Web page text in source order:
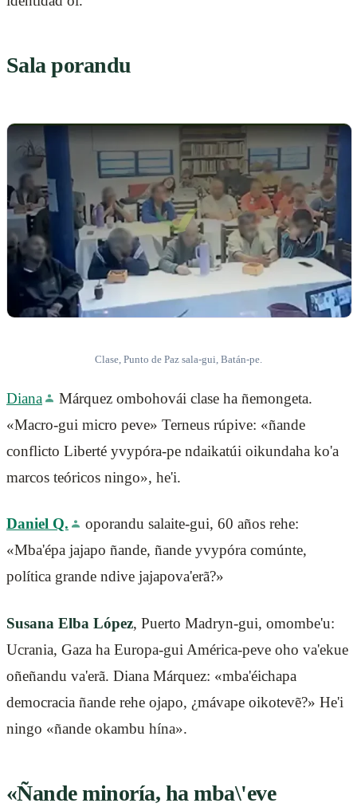
Sala porandu
Clase, Punto de Paz sala-gui, Batán-pe.
Diana
Márquez ombohovái clase ha ñemongeta.
«Macro-gui micro peve» Terneus rúpive: «ñande
conflicto Liberté yvypóra-pe ndaikatúi oikundaha ko'a
marcos teóricos ningo», he'i.
Daniel Q.
oporandu salaite-gui, 60 años rehe:
«Mba'épa jajapo ñande, ñande yvypóra comúnte,
política grande ndive jajapova'erã?»
Susana Elba López, Puerto Madryn-gui, omombe'u:
Ucrania, Gaza ha Europa-gui América-peve oho va'ekue
oñeñandu va'erã. Diana Márquez: «mba'éichapa
democracia ñande rehe ojapo, ¿mávape oikotevẽ?» He'i
ningo «ñande okambu hína».
«Ñande minoría, ha mba\'eve